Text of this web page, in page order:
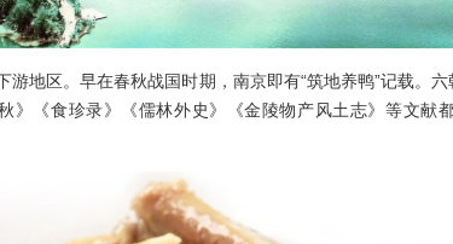
区。早在春秋战国时期，南京即有“筑地养鸭”记载。六
》《食珍录》《儒林外史》《金陵物产风土志》等文献